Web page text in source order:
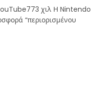
χιλ Η Nintendo
“περιορισμένου